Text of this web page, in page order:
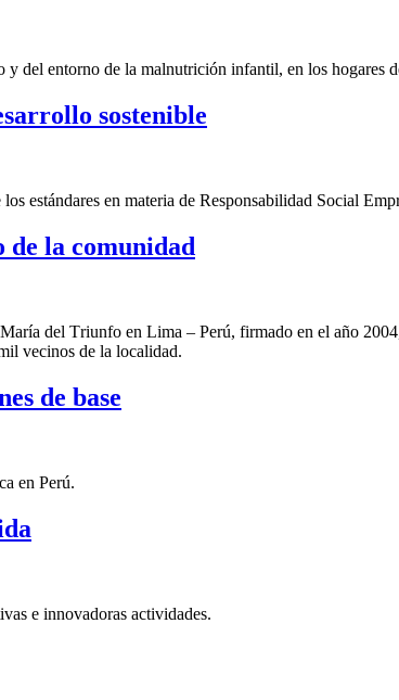
del entorno de la malnutrición infantil, en los hogares
sostenible
estándares en materia de Responsabilidad Social
la comunidad
del Triunfo en Lima – Perú, firmado en el año
vecinos de la localidad.
de base
en Perú.
e innovadoras actividades.